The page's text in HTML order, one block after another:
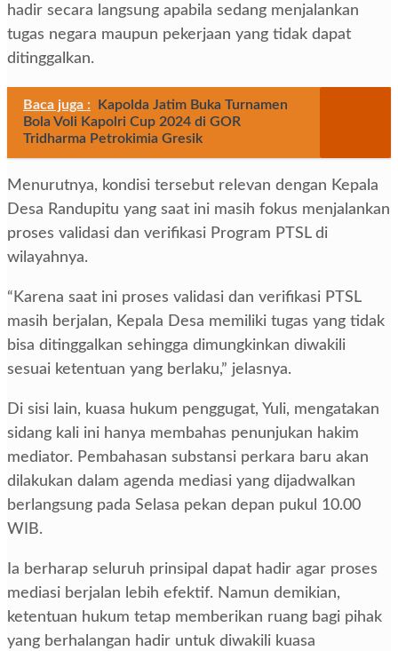
hadir secara langsung apabila sedang menjalankan
tugas negara maupun pekerjaan yang tidak dapat
ditinggalkan.
Baca juga :
Kapolda Jatim Buka Turnamen
Bola Voli Kapolri Cup 2024 di GOR
Tridharma Petrokimia Gresik
Menurutnya, kondisi tersebut relevan dengan Kepala
Desa Randupitu yang saat ini masih fokus menjalankan
proses validasi dan verifikasi Program PTSL di
wilayahnya.
“Karena saat ini proses validasi dan verifikasi PTSL
masih berjalan, Kepala Desa memiliki tugas yang tidak
bisa ditinggalkan sehingga dimungkinkan diwakili
sesuai ketentuan yang berlaku,” jelasnya.
Di sisi lain, kuasa hukum penggugat, Yuli, mengatakan
sidang kali ini hanya membahas penunjukan hakim
mediator. Pembahasan substansi perkara baru akan
dilakukan dalam agenda mediasi yang dijadwalkan
berlangsung pada Selasa pekan depan pukul 10.00
WIB.
Ia berharap seluruh prinsipal dapat hadir agar proses
mediasi berjalan lebih efektif. Namun demikian,
ketentuan hukum tetap memberikan ruang bagi pihak
yang berhalangan hadir untuk diwakili kuasa